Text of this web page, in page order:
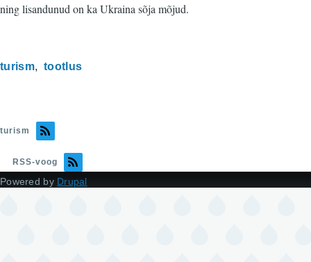
ning lisandunud on ka Ukraina sõja mõjud.
turism tootlus
turism
RSS-voog
Powered by Drupal